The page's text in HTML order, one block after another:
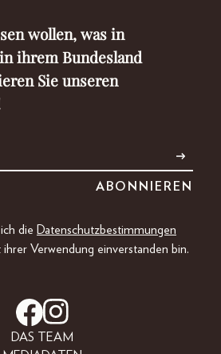
wollen, was in
ihrem Bundesland
Sie unseren
die Datenschutzbestimmungen
Verwendung einverstanden bin.
DAS TEAM